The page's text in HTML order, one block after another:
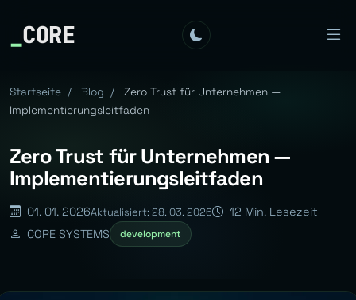
_CORE
Startseite / Blog /
Zero Trust für Unternehmen —
Implementierungsleitfaden
Zero Trust für Unternehmen —
Implementierungsleitfaden
01. 01. 2026Aktualisiert: 28. 03. 2026
12 Min. Lesezeit
CORE SYSTEMS
development